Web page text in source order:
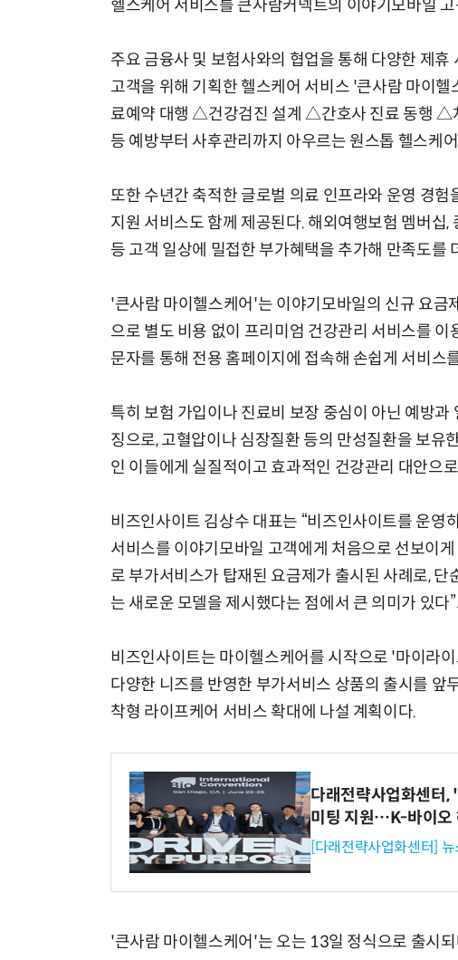
헬스케어 서비스를 큰사람커넥트의 이야기모바일
주요 금융사 및 보험사와의 협업을 통해 다양한 제
고객을 위해 기획한 헬스케어 서비스 '큰사람 마이
료예약 대행 △건강검진 설계 △간호사 진료 동행 △
등 예방부터 사후관리까지 아우르는 원스톱 헬스케
또한 수년간 축적한 글로벌 의료 인프라와 운영 경
지원 서비스도 함께 제공된다. 해외여행보험 멤버십
등 고객 일상에 밀접한 부가혜택을 추가해 만족도를
'큰사람 마이헬스케어'는 이야기모바일의 신규 요
으로 별도 비용 없이 프리미엄 건강관리 서비스를
문자를 통해 전용 홈페이지에 접속해 손쉽게 서비스
특히 보험 가입이나 진료비 보장 중심이 아닌 예방
징으로, 고혈압이나 심장질환 등의 만성질환을 보유
인 이들에게 실질적이고 효과적인 건강관리 대안으
비즈인사이트 김상수 대표는 “비즈인사이트를 운영
서비스를 이야기모바일 고객에게 처음으로 선보이
로 부가서비스가 탑재된 요금제가 출시된 사례로,
는 새로운 모델을 제시했다는 점에서 큰 의미가 있다
비즈인사이트는 마이헬스케어를 시작으로 '마이라
다양한 니즈를 반영한 부가서비스 상품의 출시를 앞
착형 라이프케어 서비스 확대에 나설 계획이다.
다래전략사업화센터
미팅 지원…K-바이오
[다래전략사업화센터]
'큰사람 마이헬스케어'는 오는 13일 정식으로 출시